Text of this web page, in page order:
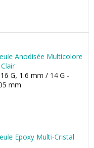
Anodisée Multicolore
G, 1.6 mm / 14 G -
mm
Epoxy Multi-Cristal